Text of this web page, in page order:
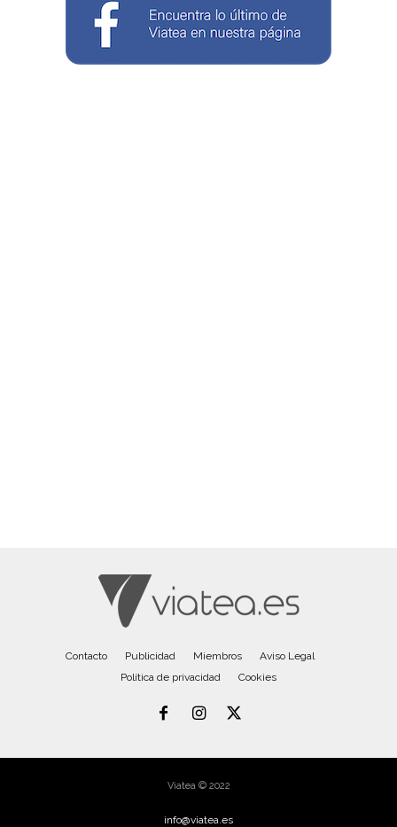
Contacto Publicidad Miembros
Aviso Legal
Política de privacidad
Cookies
Viatea © 2022
info@viatea.es